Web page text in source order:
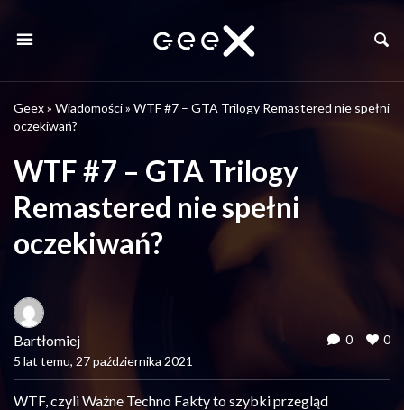
Geex» Wiadomości» WTF #7 – GTA Trilogy Remastered nie spełni
oczekiwań?
WTF #7 – GTA Trilogy
Remastered nie spełni
oczekiwań?
Bartłomiej
5 lat temu, 27 października 2021
0 0
WTF, czyli Ważne Techno Fakty to szybki przegląd